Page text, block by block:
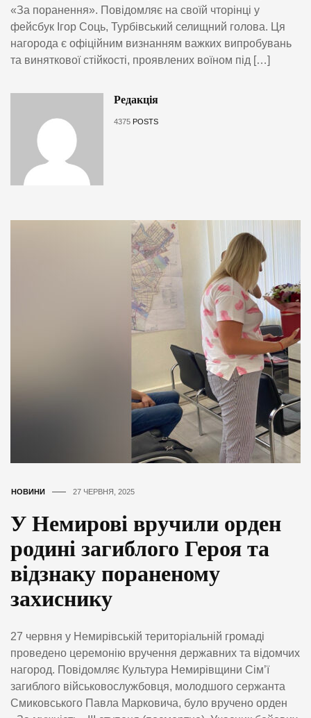
«За поранення». Повідомляє на своїй чторінці у
фейсбук Ігор Соць, Турбівський селищний голова. Ця
нагорода є офіційним визнанням важких випробувань
та виняткової стійкості, проявлених воїном під […]
Редакція
4375 POSTS
НОВИНИ 27 ЧЕРВНЯ, 2025
У Немирові вручили орден
родині загиблого Героя та
відзнаку пораненому
захиснику
27 червня у Немирівській територіальній громаді
проведено церемонію вручення державних та відомчих
нагород. Повідомляє Культура Немирівщини Сім’ї
загиблого військовослужбовця, молодшого сержанта
Смиковського Павла Марковича, було вручено орден